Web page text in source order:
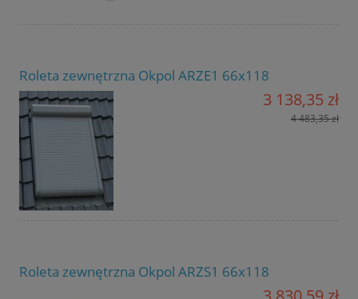
Roleta zewnętrzna Okpol ARZE1 66x118
3 138,35 zł
4 483,35 zł
Roleta zewnętrzna Okpol ARZS1 66x118